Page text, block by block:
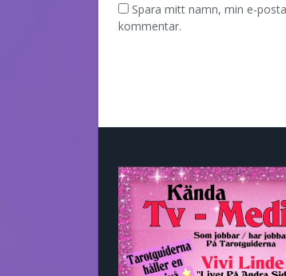
Spara mitt namn, min e-
kommentar.